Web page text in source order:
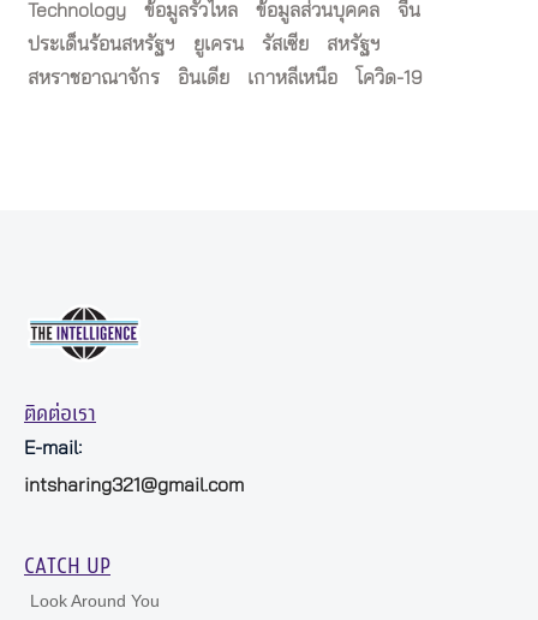
Technology
ข้อมูลรั่วไหล ข้อมูลส่วนบุคคล
จีน
ประเด็นร้อนสหรัฐฯ
ยูเครน รัสเซีย
สหรัฐฯ
สหราชอาณาจักร
อินเดีย เกาหลีเหนือ โควิด-19
ติดต่อเรา
E-mail:
intsharing321@gmail.com
CATCH UP
Look Around You